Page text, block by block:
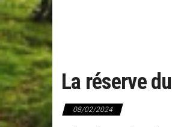
La réserve
08/02/2024